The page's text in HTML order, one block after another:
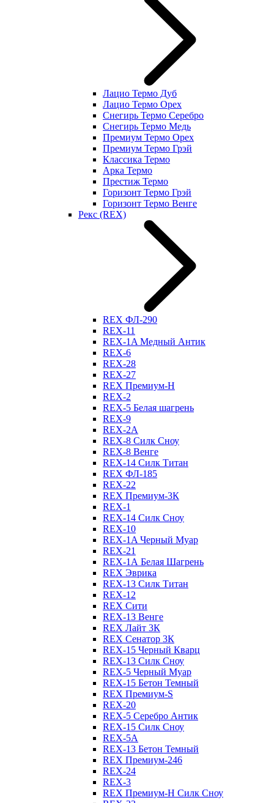
Лацио Термо Дуб
Лацио Термо Орех
Снегирь Термо Серебро
Снегирь Термо Медь
Премиум Термо Орех
Премиум Термо Грэй
Классика Термо
Арка Термо
Престиж Термо
Горизонт Термо Грэй
Горизонт Термо Венге
Рекс (REX)
REX ФЛ-290
REX-11
REX-1A Медный Антик
REX-6
REX-28
REX-27
REX Премиум-Н
REX-2
REX-5 Белая шагрень
REX-9
REX-2А
REX-8 Силк Сноу
REX-8 Венге
REX-14 Силк Титан
REX ФЛ-185
REX-22
REX Премиум-3К
REX-1
REX-14 Силк Сноу
REX-10
REX-1A Черный Муар
REX-21
REX-1А Белая Шагрень
REX Эврика
REX-13 Силк Титан
REX-12
REX Сити
REX-13 Венге
REX Лайт 3К
REX Сенатор 3К
REX-15 Черный Кварц
REX-13 Силк Сноу
REX-5 Черный Муар
REX-15 Бетон Темный
REX Премиум-S
REX-20
REX-5 Серебро Антик
REX-15 Силк Сноу
REX-5А
REX-13 Бетон Темный
REX Премиум-246
REX-24
REX-3
REX Премиум-Н Силк Сноу